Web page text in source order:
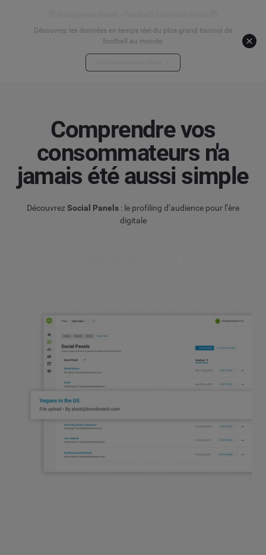
Découvrez les données en temps réel du plus grand tournoi de
football au monde.
Comprendre vos
consommateurs n'a
jamais été aussi simple
Découvrez Social Panels : le profiling d’audience pour l’ère
digitale